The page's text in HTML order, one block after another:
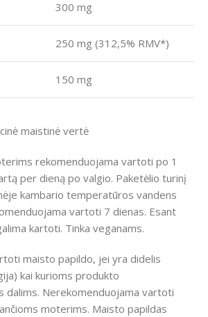
300 mg
250 mg (312,5% RMV*)
150 mg
maistinė vertė
rekomenduojama vartoti po 1
per dieną po valgio. Paketėlio turinį
kambario temperatūros vandens
vartoti 7 dienas. Esant
kartoti. Tinka veganams.
maisto papildo, jei yra didelis
kai kurioms produkto
dalims. Nerekomenduojama vartoti
moterims. Maisto papildas